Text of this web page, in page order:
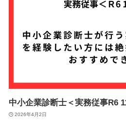
中小企業診断士＜実務従事R6
2026年4月2日